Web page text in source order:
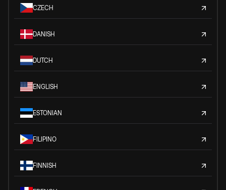
CZECH
DANISH
DUTCH
ENGLISH
ESTONIAN
FILIPINO
FINNISH